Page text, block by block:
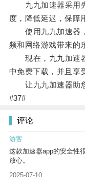
九九加速器采用先
度，降低延迟，保障
使用九九加速器，
频和网络游戏带来的
现在，九九加速器
中免费下载，并且享
让九九加速器助您
#37#
评论
游客
这款加速器app的安全性
放心。
2025-07-10